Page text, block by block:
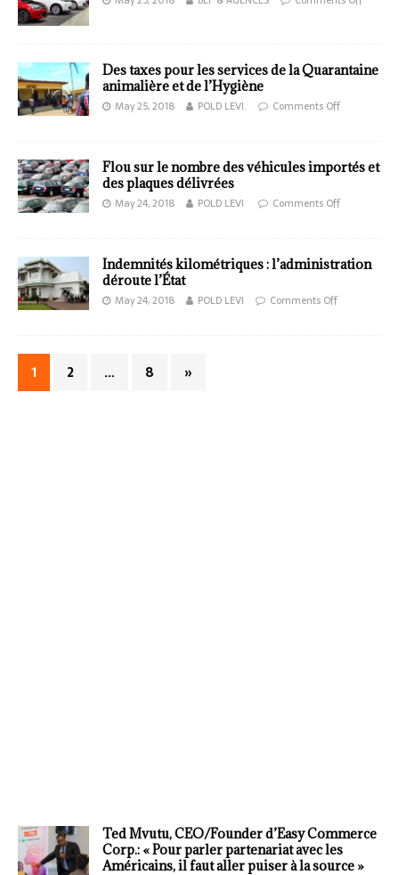
Des taxes pour les services de la Quarantaine
animalière et de l’Hygiène
May 25, 2018 POLD LEVI. Comments Off
Flou sur le nombre des véhicules importés et
des plaques délivrées
May 24, 2018 POLD LEVI Comments Off
Indemnités kilométriques : l’administration
déroute l’État
May 24, 2018 POLD LEVI Comments Off
1 2 … 8 »
Ted Mvutu, CEO/Founder d’Easy Commerce
Corp.: « Pour parler partenariat avec les
Américains, il faut aller puiser à la source »